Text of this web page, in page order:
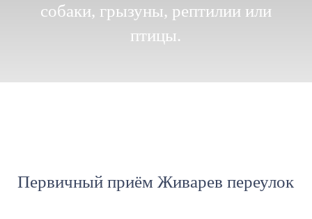
собаки, грызуны, рептилии или
птицы.
Первичный приём Живарев переулок